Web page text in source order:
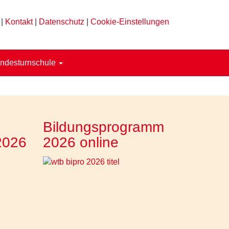
Kontakt| Datenschutz Cookie-Einstellungen
Bildungsprogramm
2026 online